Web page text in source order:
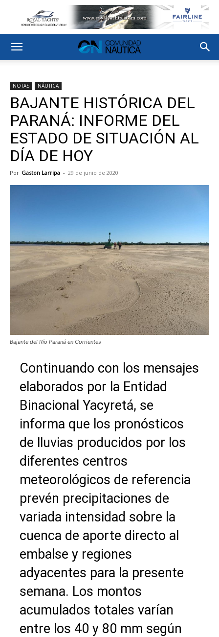
NOTAS NÁUTICA
BAJANTE HISTÓRICA DEL
PARANÁ: INFORME DEL
ESTADO DE SITUACIÓN AL
DÍA DE HOY
Por Gaston Larripa - 29 de junio de 2020
Bajante del Río Paraná en Corrientes
Continuando con los mensajes
elaborados por la Entidad
Binacional Yacyretá, se
informa que los pronósticos
de lluvias producidos por los
diferentes centros
meteorológicos de referencia
prevén precipitaciones de
variada intensidad sobre la
cuenca de aporte directo al
embalse y regiones
adyacentes para la presente
semana. Los montos
acumulados totales varían
entre los 40 y 80 mm según